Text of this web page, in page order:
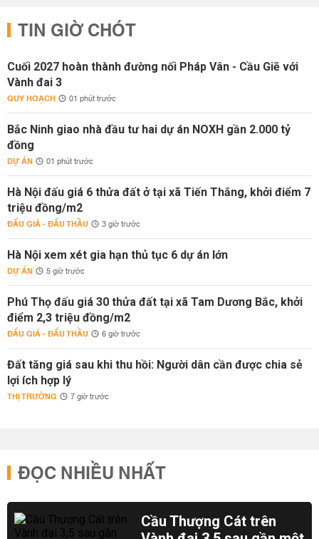
TIN GIỜ CHÓT
Cuối 2027 hoàn thành đường nối Pháp Vân - Cầu Giẽ với
Vành đai 3
QUY HOẠCH 01 phút trước
Bắc Ninh giao nhà đầu tư hai dự án NOXH gần 2.000 tỷ
đồng
DỰ ÁN 01 phút trước
Hà Nội đấu giá 6 thửa đất ở tại xã Tiến Thắng, khởi điểm 7
triệu đồng/m2
ĐẤU GIÁ - ĐẤU THẦU 3 giờ trước
Hà Nội xem xét gia hạn thủ tục 6 dự án lớn
DỰ ÁN 5 giờ trước
Phú Thọ đấu giá 30 thửa đất tại xã Tam Dương Bắc, khởi
điểm 2,3 triệu đồng/m2
ĐẤU GIÁ - ĐẤU THẦU 6 giờ trước
Đất tăng giá sau khi thu hồi: Người dân cần được chia sẻ
lợi ích hợp lý
THỊ TRƯỜNG 7 giờ trước
ĐỌC NHIỀU NHẤT
Cầu Thượng Cát trên